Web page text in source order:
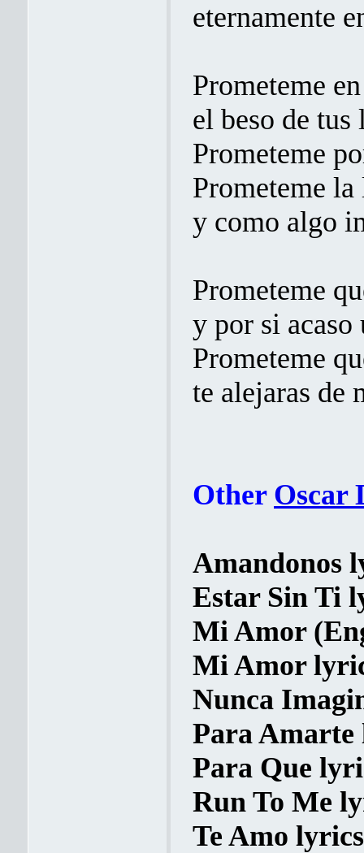
eternamente
Prometeme
el beso de tus
Prometeme
Prometeme la
y como algo
Prometeme
y por si acaso
Prometeme
te alejaras de
Other Oscar
Amandonos
Estar Sin Ti
Mi Amor
Mi Amor
Nunca
Para Amarte
Para Que
Run To Me
Te Amo lyrics